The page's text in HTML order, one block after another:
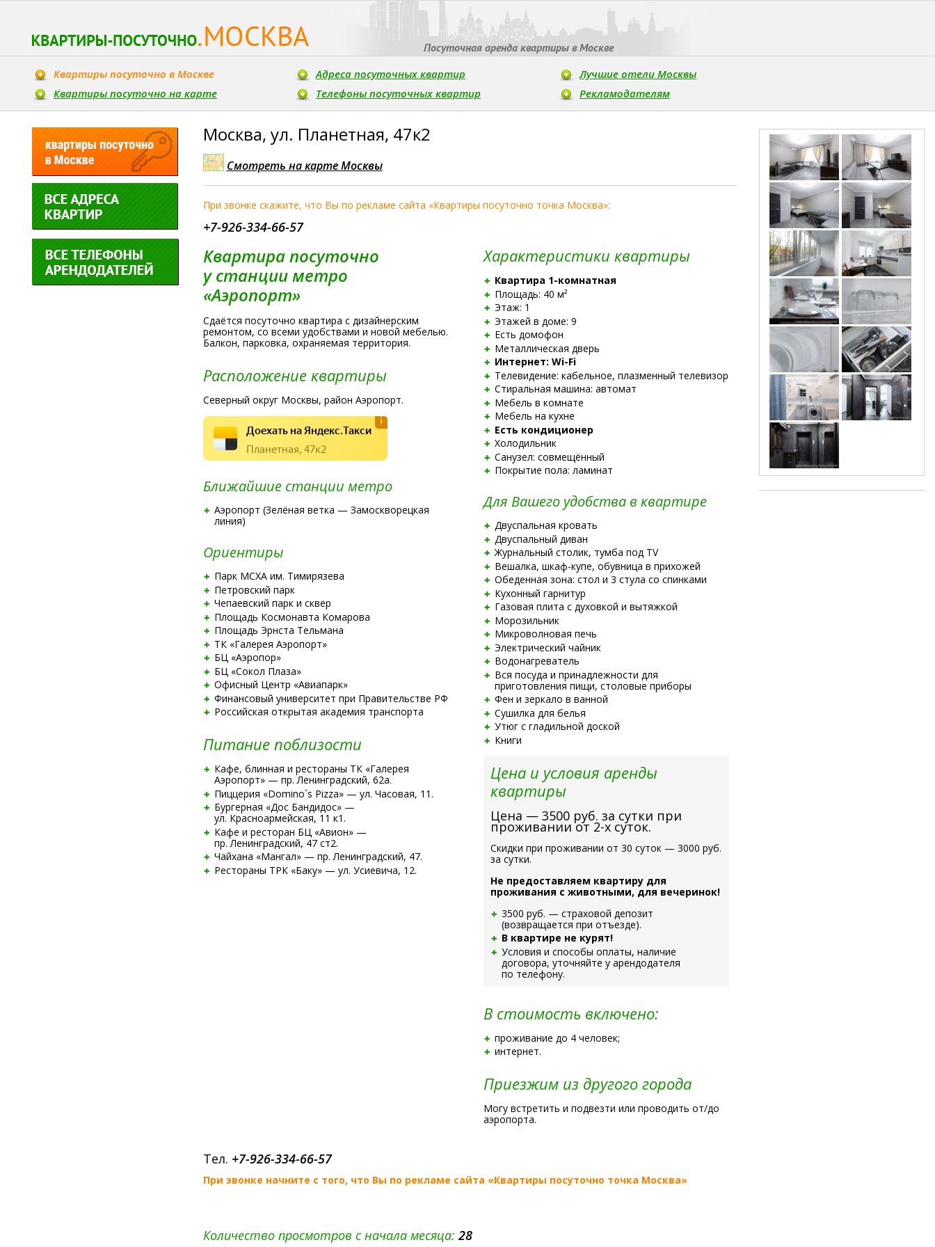
Посуточная аренда квартиры в Москве
Квартиры посуточно в Москве
Квартиры посуточно на карте
Адреса посуточных квартир
Телефоны посуточных квартир
Лучшие отели Москвы
Рекламодателям
Москва, ул. Планетная, 47к2
Смотреть на карте Москвы
При звонке скажите, что Вы по рекламе сайта «Квартиры посуточно точка Москва»:
+7-926-334-66-57
Квартира посуточно
у станции метро
«Аэропорт»
Сдаётся посуточно квартира с дизайнерским
ремонтом, со всеми удобствами и новой мебелью.
Балкон, парковка, охраняемая территория.
Расположение квартиры
Северный округ Москвы, район Аэропорт.
Доехать на Яндекс.Такси
Планетная, 47к2
Ближайшие станции метро
Аэропорт (Зелёная ветка — Замоскворецкая
линия)
Ориентиры
Парк МСХА им. Тимирязева
Петровский парк
Чепаевский парк и сквер
Площадь Космонавта Комарова
Площадь Эрнста Тельмана
ТК «Галерея Аэропорт»
БЦ «Аэропор»
БЦ «Сокол Плаза»
Офисный Центр «Авиапарк»
Финансовый университет при Правительстве РФ
Российская открытая академия транспорта
Питание поблизости
Кафе, блинная и рестораны ТК «Галерея
Аэропорт» — пр. Ленинградский, 62а.
Пиццерия «Domino`s Pizza» — ул. Часовая, 11.
Бургерная «Дос Бандидос» —
ул. Красноармейская, 11 к1.
Кафе и ресторан БЦ «Авион» —
пр. Ленинградский, 47 ст2.
Чайхана «Мангал» — пр. Ленинградский, 47.
Рестораны ТРК «Баку» — ул. Усиевича, 12.
Характеристики квартиры
Квартира 1-комнатная
Площадь: 40 м²
Этаж: 1
Этажей в доме: 9
Есть домофон
Металлическая дверь
Интернет: Wi-Fi
Телевидение: кабельное, плазменный телевизор
Стиральная машина: автомат
Мебель в комнате
Мебель на кухне
Есть кондиционер
Холодильник
Санузел: совмещённый
Покрытие пола: ламинат
Для Вашего удобства в квартире
Двуспальная кровать
Двуспальный диван
Журнальный столик, тумба под TV
Вешалка, шкаф-купе, обувница в прихожей
Обеденная зона: стол и 3 стула со спинками
Кухонный гарнитур
Газовая плита с духовкой и вытяжкой
Морозильник
Микроволновая печь
Электрический чайник
Водонагреватель
Вся посуда и принадлежности для
приготовления пищи, столовые приборы
Фен и зеркало в ванной
Сушилка для белья
Утюг с гладильной доской
Книги
Цена и условия аренды
квартиры
Цена — 3500 руб. за сутки при
проживании от 2-хсуток.
Скидки при проживании от 30 суток — 3000 руб.
за сутки.
Не предоставляем квартиру для
проживания с животными, для вечеринок!
3500 руб. — страховой депозит
(возвращается при отъезде).
В квартире не курят!
Условия и способы оплаты, наличие
договора, уточняйте у арендодателя
по телефону.
В стоимость включено:
проживание до 4 человек;
интернет.
Приезжим из другого города
Могу встретить и подвезти или проводить от/до
аэропорта.
Тел. +7-926-334-66-57
При звонке начните с того, что Вы по рекламе сайта «Квартиры посуточно точка Москва»
Количество просмотров с начала месяца: 28